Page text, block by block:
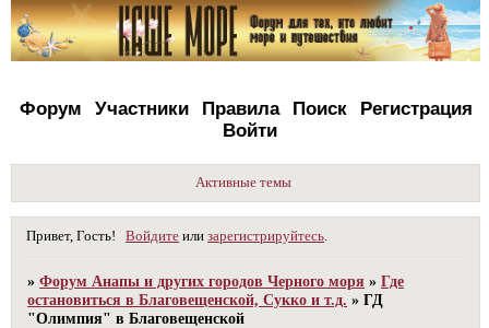
Форум Участники Правила Поиск
Регистрация
Войти
Активные темы
Привет, Гость! Войдите илизарегистрируйтесь
»Форум Анапы и других городов Черного моря »Где
остановиться в Благовещенской, Сукко и т.д. »ГД
"Олимпия" в Благовещенской